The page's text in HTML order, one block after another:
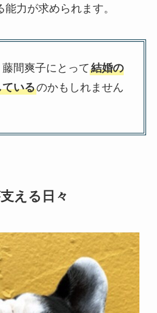
力が求められます。
間爽子にとって結婚の
いるのかもしれません
える日々